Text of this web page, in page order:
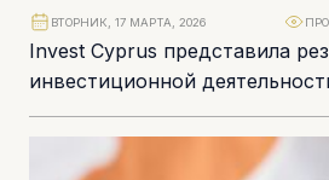
Invest Cyprus представила
инвестиционной
и 2025 годы на своем
акционеров. Также
ВТОРНИК, 17 МАРТА, 2026